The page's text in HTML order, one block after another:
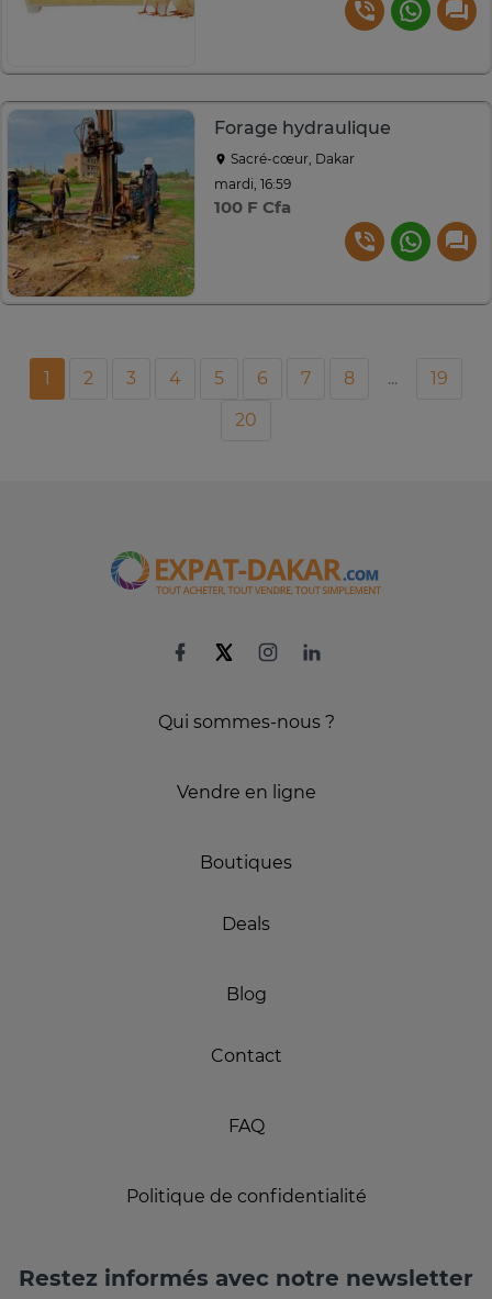
Forage hydraulique
Sacré-cœur, Dakar
mardi, 16:59
100 F Cfa
1 2 3 4 5 6 7 8 ...
19
20
Qui sommes-nous ?
Vendre en ligne
Boutiques
Deals
Blog
Contact
FAQ
Politique de confidentialité
Restez informés avec notre newsletter